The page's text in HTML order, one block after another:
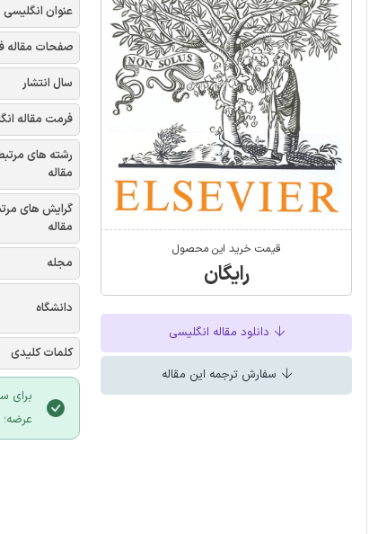
قیمت خرید این محصول
رایگان
دانلود مقاله انگلیسی
سفارش ترجمه این مقاله
عنوان انگلیسی
صفحات مقاله
سال انتشار
فرمت مقاله
رشته های
مقاله
گرایش های
مقاله
مجله
دانشگاه
کلمات کلیدی
برای